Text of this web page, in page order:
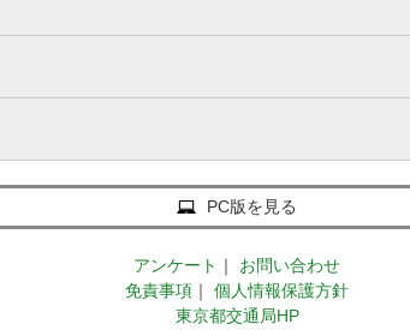
PC版を見る
アンケート ｜
お問い合わせ
免責事項 ｜
個人情報保護方針
東京都交通局HP